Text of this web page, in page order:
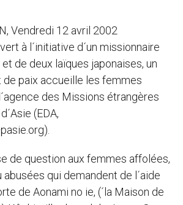
Vendredi 12 avril 2002
à l´initiative d´un missionnaire
de deux laïques japonaises, un
de paix accueille les femmes
des Missions étrangères
(EDA,
de question aux femmes affolées,
qui demandent de l´aide
de Aonami no ie, (´la Maison de